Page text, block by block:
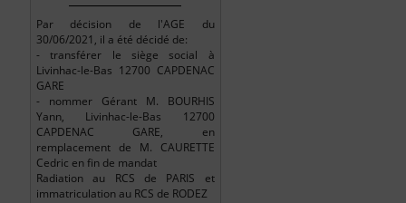
Par décision de l'AGE du
30/06/2021, il a été décidé de:
- transférer le siège social à
Livinhac-le-Bas 12700 CAPDENAC
GARE
- nommer Gérant M. BOURHIS
Yann, Livinhac-le-Bas 12700
CAPDENAC GARE, en
remplacement de M. CAURETTE
Cedric en fin de mandat
Radiation au RCS de PARIS et
immatriculation au RCS de RODEZ